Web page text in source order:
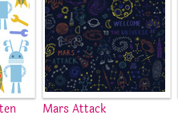
Mars Attack